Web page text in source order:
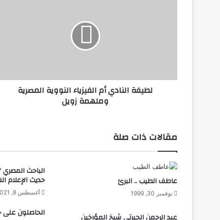
لطيفة النادي أم الفيزياء النووية المصرية
وملهمة زويل
مقالات ذات صلة
عاطف الطيب .. البرئ
نوفمبر 30, 1999
الباحث المصري
حديث الإعلام
أغسطس 8, 2021
الحاصلون على